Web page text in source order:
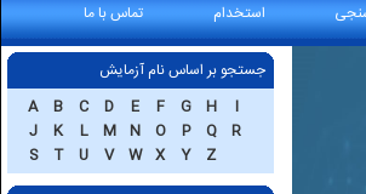
استخدام تماس با ما
جستجو بر اساس نام آزمایش
A
B C D E F G H
I
J
K L M N O P Q
R
S
T U V W X Y
Z